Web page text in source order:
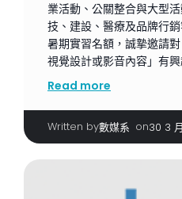
業活動、公關整合與大型
技、建設、醫療及品牌行
暑期實習名額，誠摯邀請
視覺設計或影音內容」有
Read more
Written by數媒系 on30 3